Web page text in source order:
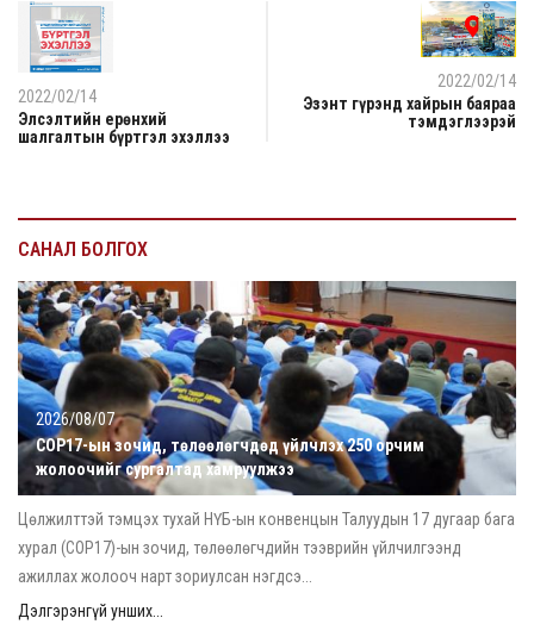
2022/02/14
Элсэлтийн ерөнхий
шалгалтын бүртгэл эхэллээ
2022/02/14
Эзэнт гүрэнд хайрын баяраа
тэмдэглээрэй
САНАЛ БОЛГОХ
2026/08/07
COP17-ын зочид, төлөөлөгчдөд үйлчлэх 250 орчим
жолоочийг сургалтад хамруулжээ
Цөлжилттэй тэмцэх тухай НҮБ-ын конвенцын Талуудын 17 дугаар бага
хурал (COP17)-ын зочид, төлөөлөгчдийн тээврийн үйлчилгээнд
ажиллах жолооч нарт зориулсан нэгдсэ...
Дэлгэрэнгүй унших...